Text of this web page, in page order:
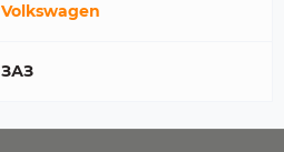
Volkswagen
ЗАЗ